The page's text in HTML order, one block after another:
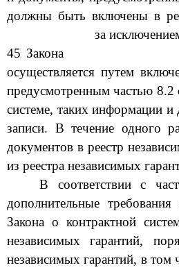
должны быть включены в
за
45 Закона
осуществляется путем
предусмотренным частью 8.2
системе, таких информации и
записи. В течение одного
документов в реестр
из реестра независимых
В соответствии с
дополнительные
Закона о контрактной
независимых гарантий,
независимых гарантий, в том